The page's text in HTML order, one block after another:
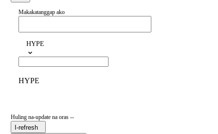
Makakatanggap ako
HYPE
HYPE
Huling na-update na oras --
I-refresh